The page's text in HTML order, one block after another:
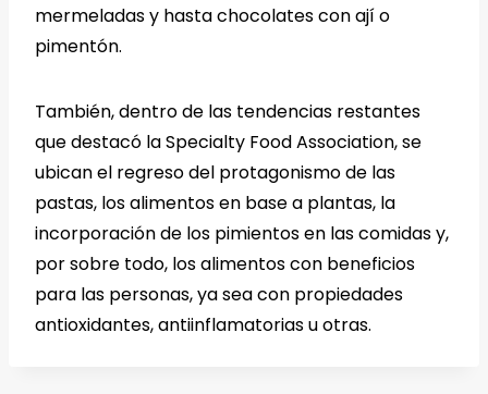
mermeladas y hasta chocolates con ají o
pimentón.
También, dentro de las tendencias restantes
que destacó la Specialty Food Association, se
ubican el regreso del protagonismo de las
pastas, los alimentos en base a plantas, la
incorporación de los pimientos en las comidas y,
por sobre todo, los alimentos con beneficios
para las personas, ya sea con propiedades
antioxidantes, antiinflamatorias u otras.